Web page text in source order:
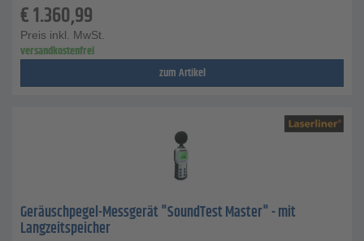
€1.360,99
Preis inkl. MwSt.
versandkostenfrei
zum Artikel
Geräuschpegel-Messgerät "SoundTest Master" - mit
Langzeitspeicher